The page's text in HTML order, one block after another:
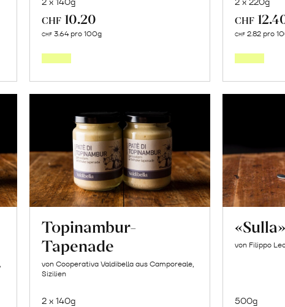
CHF 10.20
CHF 3.64 pro 100g
CHF
CHF 2.82 pro
Topinambur-
Tapenade
von Cooperativa Valdibella aus Camporeale,
Sizilien
2 x 140g
von Filippo
500g